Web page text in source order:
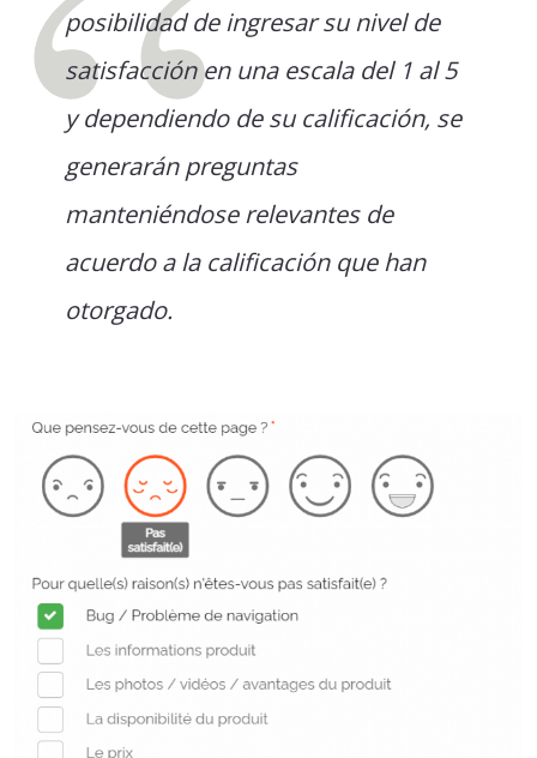
posibilidad de ingresar su nivel de
satisfacción en una escala del 1 al 5
y dependiendo de su calificación, se
generarán preguntas
manteniéndose relevantes de
acuerdo a la calificación que han
otorgado.